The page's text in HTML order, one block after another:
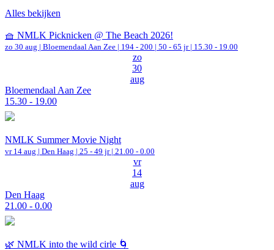
Alles bekijken
🧺 NMLK Picknicken @ The Beach 2026!
zo 30 aug | Bloemendaal Aan Zee | 194 - 200 | 50 - 65 jr | 15.30 - 19.00
zo
30
aug
Bloemendaal Aan Zee
15.30 - 19.00
NMLK Summer Movie Night
vr 14 aug | Den Haag | 25 - 49 jr | 21.00 - 0.00
vr
14
aug
Den Haag
21.00 - 0.00
🌿 NMLK into the wild cirle 🌀